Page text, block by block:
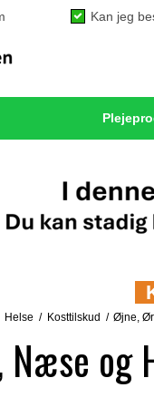
Kan jeg
Helse / Kosttilskud / Øjne,
og